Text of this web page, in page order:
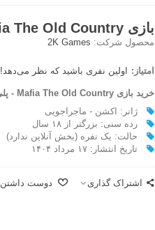
بازی Mafia The Old Country - پلی استیشن 5
محصول شرکت: 2K Games
امتیاز: اولین نفری باشید که نظر می‌دهد!
خرید بازی Mafia The Old Country - پلی استیشن 5
ژانر: اکشن - ماجراجویی
رده سنی: بزرگتر از ۱۸ سال
حالت: یک نفره (بخش آنلاین ندارد)
تاریخ انتشار: ۱۷ مرداد ۱۴۰۴
اشتراک گذاری دوست داشتن